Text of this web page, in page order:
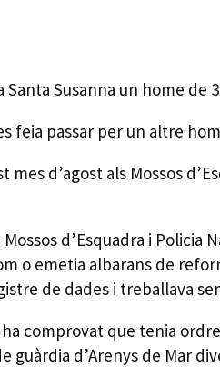
Santa Susanna un home
feia passar per un altre
mes d’agost als Mossos
d’Esquadra i
o emetia albarans de
de dades i treballava
comprovat que tenia
guàrdia d’Arenys de Mar